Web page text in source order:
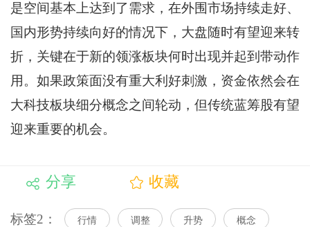
是空间基本上达到了需求，在外围市场持续走好、
国内形势持续向好的情况下，大盘随时有望迎来转
折，关键在于新的领涨板块何时出现并起到带动作
用。如果政策面没有重大利好刺激，资金依然会在
大科技板块细分概念之间轮动，但传统蓝筹股有望
迎来重要的机会。
分享 收藏
标签2： 行情 调整 升势 概念